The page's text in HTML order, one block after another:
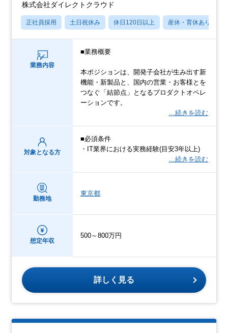
株式会社ダイレクトクラウド
正社員採用 土日祝休み 休日120日以上 産休・育休あり
業務内容
■業務概要
本ポジションは、開発子会社が生み出す新
機能・新製品と、国内の営業・お客様とを
つなぐ「結節点」となるプロダクトオペレ
ーションです。
…続きを読む
対象となる方
■必須条件
・IT業界における実務経験(目安3年以上)
…続きを読む
勤務地
東京都
想定年収
500～800万円
詳しく見る